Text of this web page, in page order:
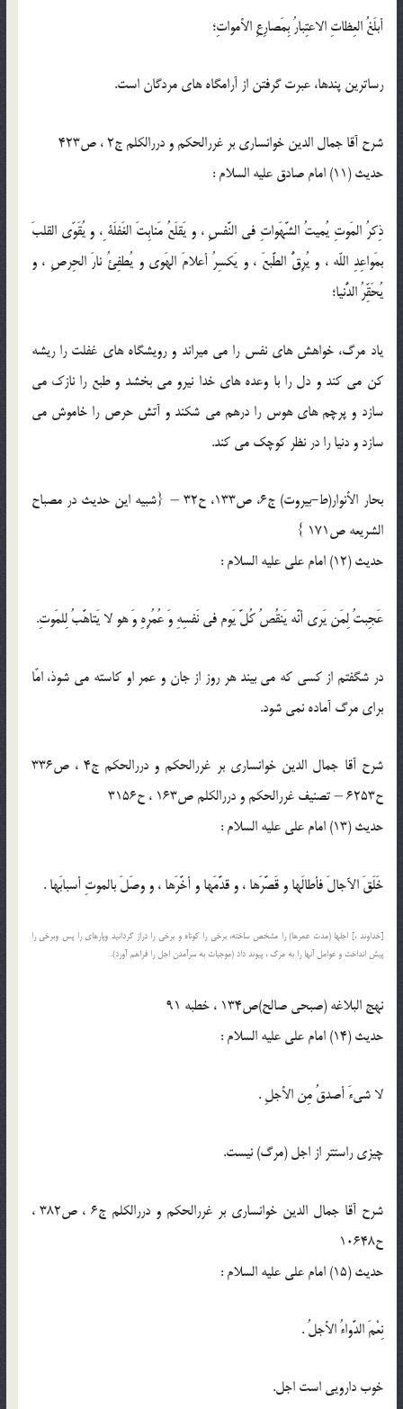
أبلَغُ العِظاتِ الاعتِبارُ بِمَصارِعِ الأمواتِ؛
رساترين پندها، عبرت گرفتن از آرامگاه هاى مردگان است.
شرح آقا جمال الدین خوانساری بر غررالحکم و دررالکلم ج2 ، ص423
حدیث (11) امام صادق عليه السلام :
ذِكرُ المَوتِ يُميتُ الشَّهَواتِ في النَّفسِ ، و يَقلَعُ مَنابِتَ الغَفلَة ِ، و يُقَوّي القلبَ
بمَواعِدِ اللّه ، و يُرِقُّ الطَّبعَ ، و يَكسِرُ أعلامَ الهَوى و يُطفِئُ نارَ الحِرصِ ، و
يُحَقِّرُ الدُّنيا؛
ياد مرگ، خواهش هاى نفس را مى ميراند و رويشگاه هاى غفلت را ريشه
كن مى كند و دل را با وعده هاى خدا نيرو مى بخشد و طبع را نازك مى
سازد و پرچم هاى هوس را درهم مى شكند و آتش حرص را خاموش مى
سازد و دنيا را در نظر كوچك مى كند.
بحار الأنوار(ط-بیروت) ج6، ص133، ح32 – {شبیه این حدیث در مصباح
الشریعه ص171 }
حدیث (12) امام على عليه السلام :
عَجِبتُ لِمَن یَری أنَّه یَنقُصُ کُلَّ یَوم فی نَفسِهِ وَ عُمُرِهِ وَ هو لا یَتاهَّبُ لِلمَوتِ.
در شگفتم از کسی که می بیند هر روز از جان و عمر او کاسته می شوذ، امّا
برای مرگ آماده نمی شود.
شرح آقا جمال الدین خوانساری بر غررالحکم و دررالحکم ج4 ، ص336
ح6253 – تصنیف غررالحکم و دررالکلم ص163 ، ح3156
حدیث (13) امام على عليه السلام :
خَلَقَ الآجالَ فأطالَها و قَصَّرَها ، و قدَّمَها و أخَّرَها ، و وصَلَ بالموتِ أسبابَها .
[خداوند ،] اجلها (مدت عمرها) را مشخص ساخته، برخى را كوتاه و برخى را دراز گردانيد وپاره‏اى را پس وبرخى را
پيش انداخت و عوامل آنها را به مرگ ، پيوند داد (موجبات به سرآمدن اجل را فراهم آورد).
نهج البلاغه (صبحی صالح)ص134 ، خطبه 91
حدیث (14) امام على عليه السلام :
لا شيءَ أصدقُ مِن الأجلِ .
چيزى راست‏تر از اجل (مرگ) نيست.
شرح آقا جمال الدین خوانساری بر غررالحکم و دررالکلم ج6 ، ص382 ،
ح10648
حدیث (15) امام على عليه السلام :
نِعْمَ الدَّواءُ الأجلُ .
خوب دارويى است اجل.